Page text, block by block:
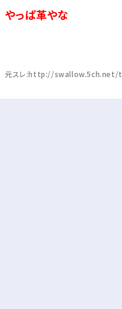
やっぱ革やな
元スレ:http://